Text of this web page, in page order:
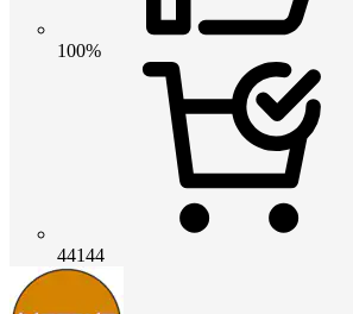
100%
44144